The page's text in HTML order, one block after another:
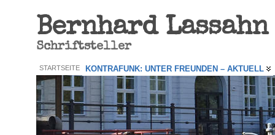
Bernhard Lassahn
Schriftsteller
STARTSEITE KONTRAFUNK: UNTER FREUNDEN – AKTUELL